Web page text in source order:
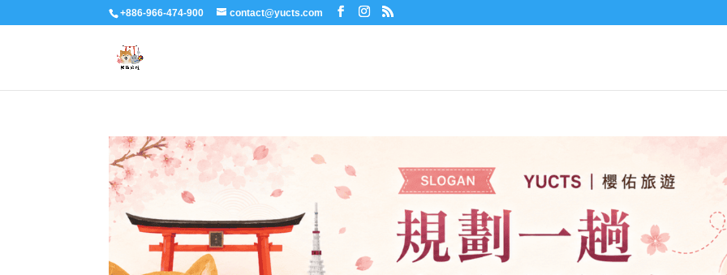
+886-966-474-900 contact@yucts.com